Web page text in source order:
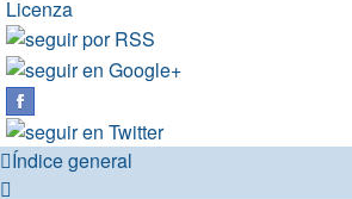
Licenza
Índice general